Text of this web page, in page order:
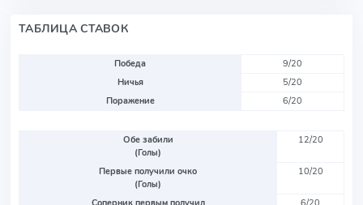
ТАБЛИЦА СТАВОК
Победа
9/20
Ничья
5/20
Поражение
6/20
Обе забили
(Голы)
12/20
Первые получили очко
(Голы)
10/20